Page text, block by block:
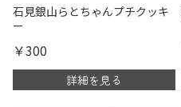
石見銀山らとちゃんプチクッキ
ー
￥300
詳細を見る